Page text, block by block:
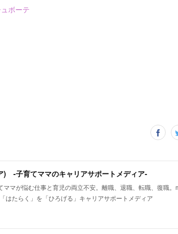
ボーテ
‐子育てママのキャリアサポートメディア‐
ママが悩む仕事と育児の両立不安。離職、退職、転職、復職
たらく」を「ひろげる」キャリアサポートメディア